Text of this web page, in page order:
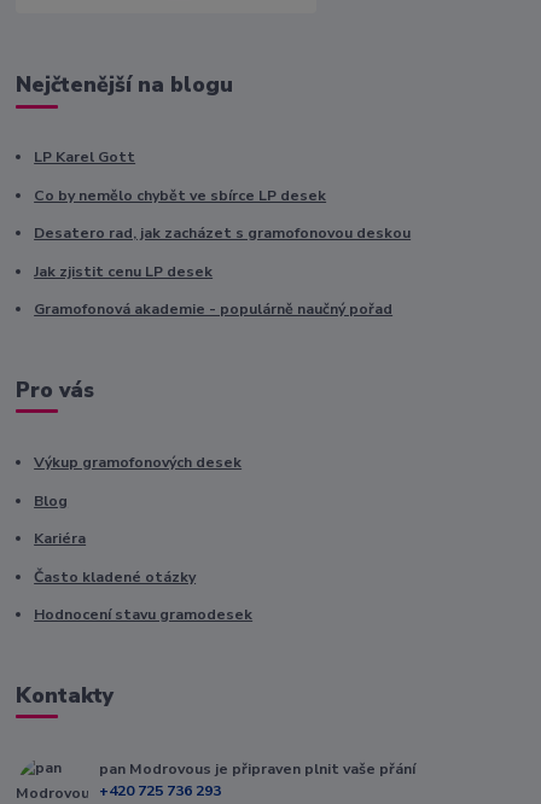
Nejčtenější na blogu
LP Karel Gott
Co by nemělo chybět ve sbírce LP desek
Desatero rad, jak zacházet s gramofonovou deskou
Jak zjistit cenu LP desek
Gramofonová akademie - populárně naučný pořad
Pro vás
Výkup gramofonových desek
Blog
Kariéra
Často kladené otázky
Hodnocení stavu gramodesek
Kontakty
pan Modrovous je připraven plnit vaše přání
+420 725 736 293